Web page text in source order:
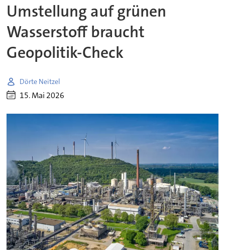
Umstellung auf grünen
Wasserstoff braucht
Geopolitik-Check
Dörte Neitzel
15. Mai 2026